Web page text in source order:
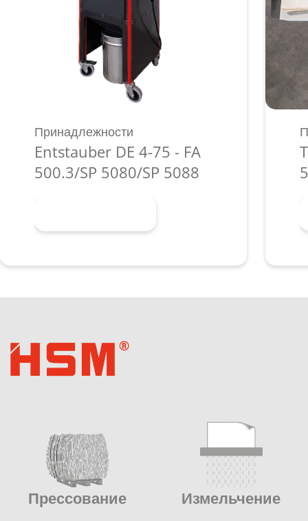
Принадлежности
Entstauber DE 4-75 - FA
500.3/SP 5080/SP 5088
Прессование Измельчение